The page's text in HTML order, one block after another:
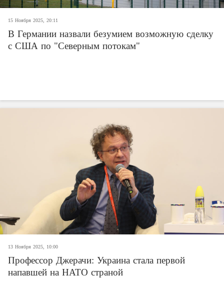
15 Ноября 2025, 20:11
В Германии назвали безумием возможную сделку
с США по "Северным потокам"
13 Ноября 2025, 10:00
Профессор Джерачи: Украина стала первой
напавшей на НАТО страной